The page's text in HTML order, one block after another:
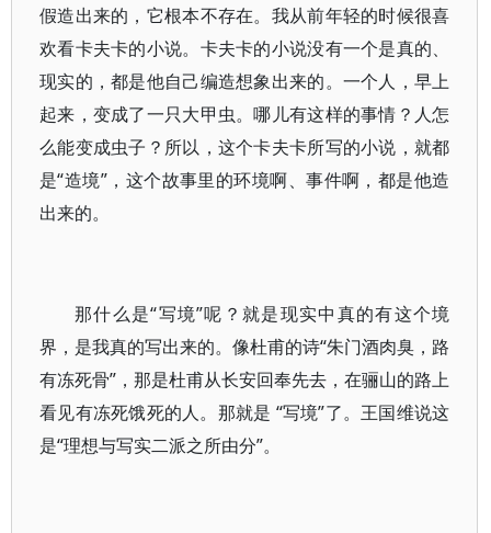
假造出来的，它根本不存在。我从前年轻的时候很喜
欢看卡夫卡的小说。卡夫卡的小说没有一个是真的、
现实的，都是他自己编造想象出来的。一个人，早上
起来，变成了一只大甲虫。哪儿有这样的事情？人怎
么能变成虫子？所以，这个卡夫卡所写的小说，就都
是“造境”，这个故事里的环境啊、事件啊，都是他造
出来的。
那什么是“写境”呢？就是现实中真的有这个境
界，是我真的写出来的。像杜甫的诗“朱门酒肉臭，路
有冻死骨”，那是杜甫从长安回奉先去，在骊山的路上
看见有冻死饿死的人。那就是 “写境”了。王国维说这
是“理想与写实二派之所由分”。